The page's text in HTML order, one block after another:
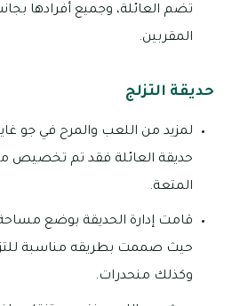
تضم العائلة، وجميع أفرادها
المقربين.
حديقة التزلج
لمزيد من اللعب والمرح في جو
حديقة العائلة فقد تم تخصيص
المتعة.
قامت إدارة الحديقة بوضع
حيث صممت بطريقه مناسبة
وكذلك منحدرات.